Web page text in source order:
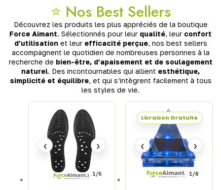
⭐ Nos Best Sellers
Découvrez les produits les plus appréciés de la boutique
Force Aimant. Sélectionnés pour leur qualité, leur confort
d’utilisationet leur efficacité perçue, nos best sellers
accompagnent le quotidien de nombreuses personnes à la
recherche de bien-être, d’apaisement et de soulagement
naturel. Des incontournables qui allient esthétique,
simplicité et équilibre, et qui s’intègrent facilement à tous
les styles de vie.
‹ ›
1/5
Livraison Gratuite
‹ ›
1/8